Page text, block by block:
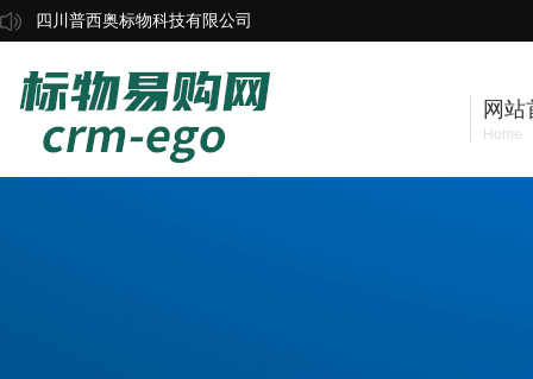
四川普西奥标物科技有限公司
网站
Home